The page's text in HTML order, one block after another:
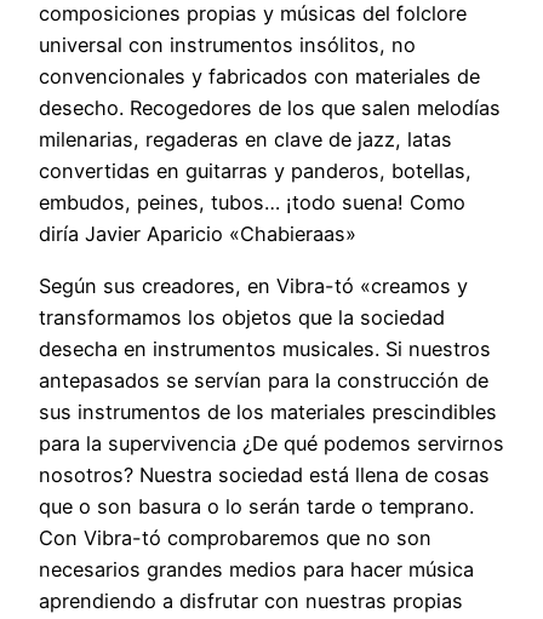
composiciones propias y músicas del folclore
universal con instrumentos insólitos, no
convencionales y fabricados con materiales de
desecho. Recogedores de los que salen melodías
milenarias, regaderas en clave de jazz, latas
convertidas en guitarras y panderos, botellas,
embudos, peines, tubos… ¡todo suena! Como
diría Javier Aparicio «Chabieraas»
Según sus creadores, en Vibra-tó «creamos y
transformamos los objetos que la sociedad
desecha en instrumentos musicales. Si nuestros
antepasados se servían para la construcción de
sus instrumentos de los materiales prescindibles
para la supervivencia ¿De qué podemos servirnos
nosotros? Nuestra sociedad está llena de cosas
que o son basura o lo serán tarde o temprano.
Con Vibra-tó comprobaremos que no son
necesarios grandes medios para hacer música
aprendiendo a disfrutar con nuestras propias